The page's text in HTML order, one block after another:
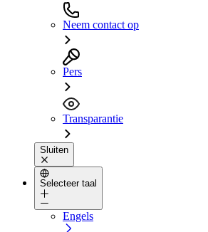
Neem contact op
Pers
Transparantie
Sluiten
Selecteer taal
Engels